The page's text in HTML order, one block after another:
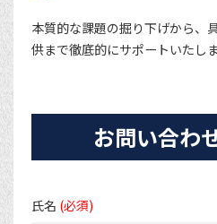
本質的な課題の掘り下げから、
供まで徹底的にサポートいたしま
お問い合わ
氏名 (必須)